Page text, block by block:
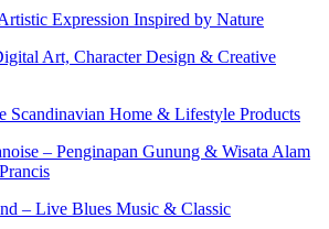
Expression Inspired by Nature
Art, Character Design & Creative
Scandinavian Home & Lifestyle Products
– Penginapan Gunung & Wisata Alam
– Live Blues Music & Classic